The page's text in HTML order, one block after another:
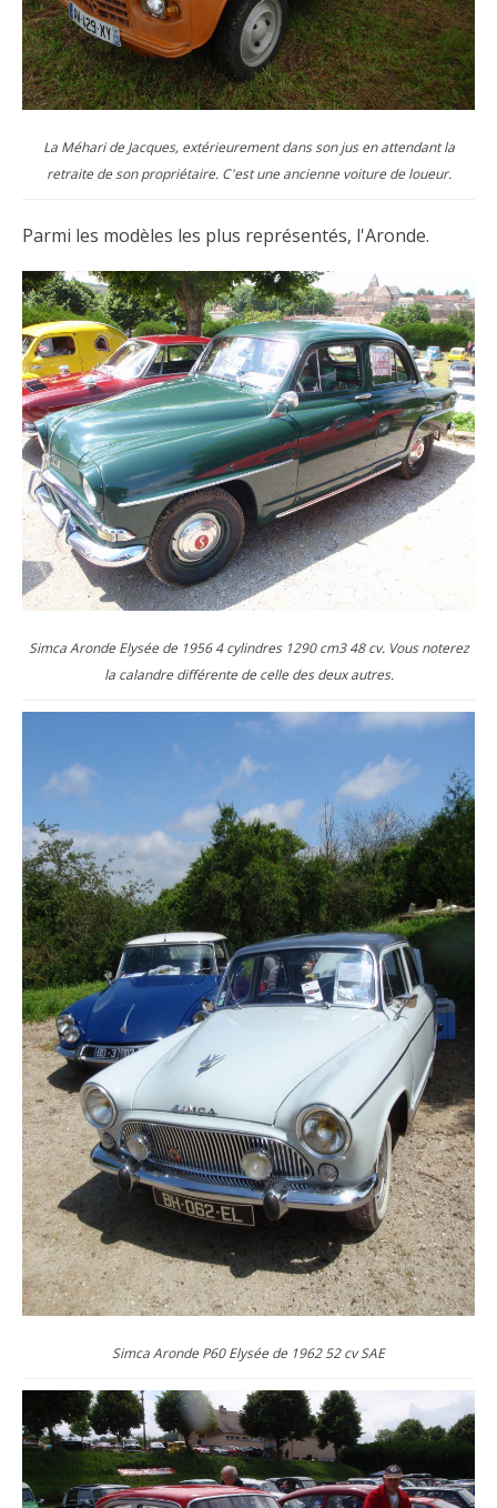
La Méhari de Jacques, extérieurement dans son jus en attendant la
retraite de son propriétaire. C'est une ancienne voiture de loueur.
Parmi les modèles les plus représentés, l'Aronde.
Simca Aronde Elysée de 1956 4 cylindres 1290 cm3 48 cv. Vous noterez
la calandre différente de celle des deux autres.
Simca Aronde P60 Elysée de 1962 52 cv SAE